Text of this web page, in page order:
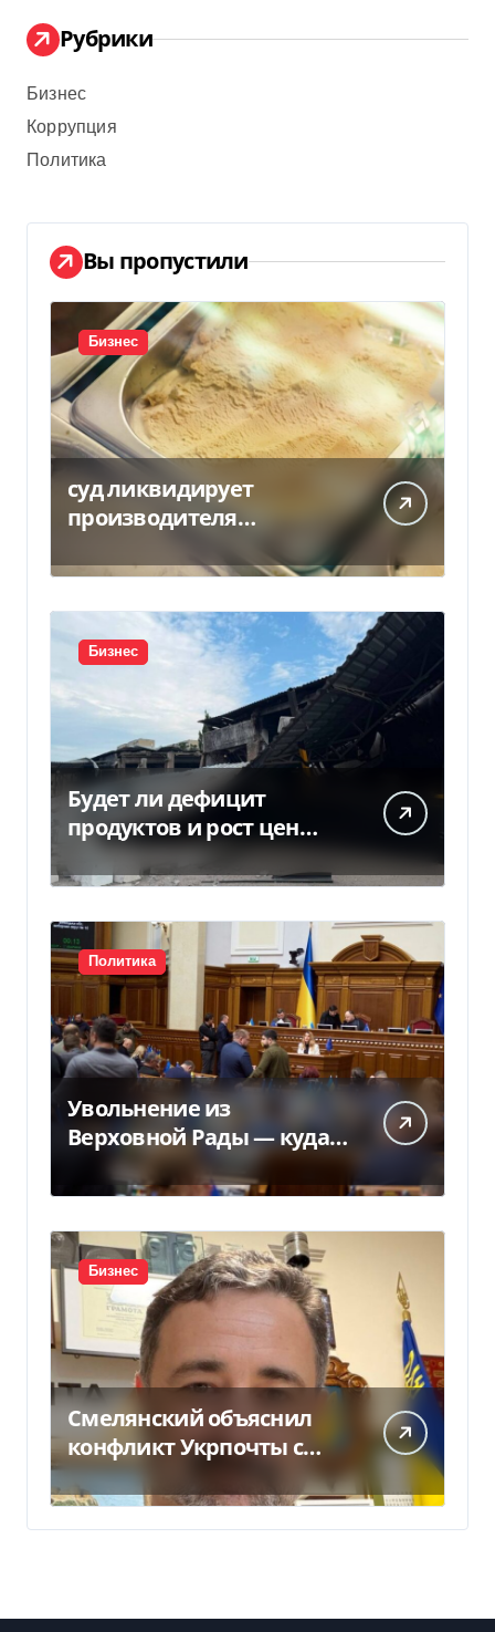
Рубрики
Бизнес
Коррупция
Политика
Вы пропустили
Бизнес
суд ликвидирует
производителя
Бизнес
Будет ли дефицит
продуктов и рост цен
после российских ударов
по складам
Политика
Увольнение из
Верховной Рады — куда
исчез 71 народный
депутат за семь лет
Бизнес
Смелянский объяснил
конфликт Укрпочты с
НБУ из-за платежек